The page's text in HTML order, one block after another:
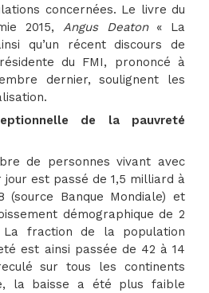
concernées. Le livre du
2015, Angus Deaton« La
qu’un récent discours de
du FMI, prononcé à
dernier, soulignent les
de la pauvreté
de personnes vivant avec
jour est passé de 1,5 milliard à
(source Banque Mondiale) et
démographique de 2
La fraction de la population
est ainsi passée de 42 à 14
sur tous les continents
la baisse a été plus faible